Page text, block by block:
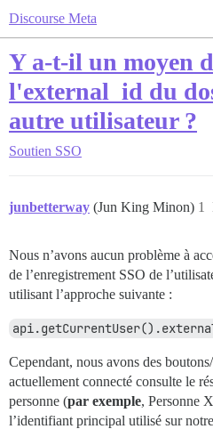
Discourse Meta
Y a-t-il un moyen
l'external_id du
autre utilisateur ?
Soutien SSO
junbetterway (Jun King Minon) 1
Nous n’avons aucun problème à
de l’enregistrement SSO de
utilisant l’approche suivante :
Cependant, nous avons des
actuellement connecté consulte le
personne (par exemple, Personne
l’identifiant principal utilisé sur